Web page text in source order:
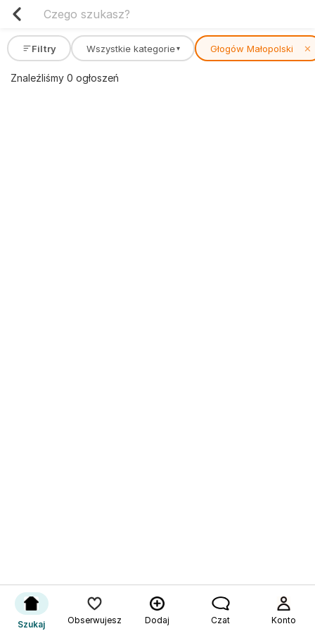
Filtry Wszystkie kategorie ▾ Głogów Małopolski ✕
Znaleźliśmy 0 ogłoszeń
Szukaj Obserwujesz Dodaj Czat Konto